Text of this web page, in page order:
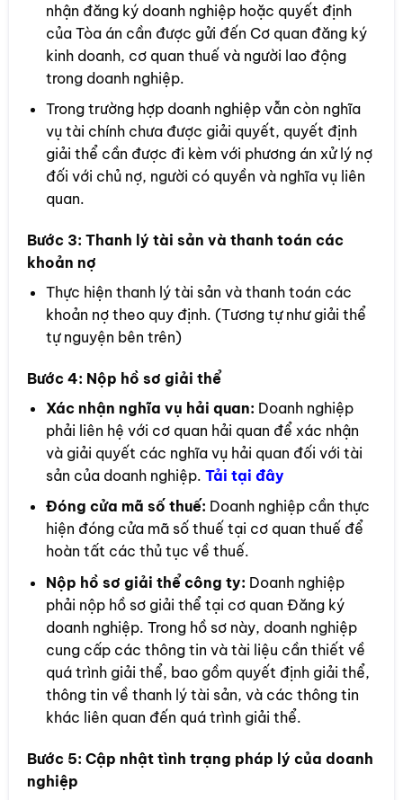
nhận đăng ký doanh nghiệp hoặc quyết định
của Tòa án cần được gửi đến Cơ quan đăng ký
kinh doanh, cơ quan thuế và người lao động
trong doanh nghiệp.
Trong trường hợp doanh nghiệp vẫn còn nghĩa
vụ tài chính chưa được giải quyết, quyết định
giải thể cần được đi kèm với phương án xử lý nợ
đối với chủ nợ, người có quyền và nghĩa vụ liên
quan.
Bước 3: Thanh lý tài sản và thanh toán các
khoản nợ
Thực hiện thanh lý tài sản và thanh toán các
khoản nợ theo quy định. (Tương tự như giải thể
tự nguyện bên trên)
Bước 4: Nộp hồ sơ giải thể
Xác nhận nghĩa vụ hải quan: Doanh nghiệp
phải liên hệ với cơ quan hải quan để xác nhận
và giải quyết các nghĩa vụ hải quan đối với tài
sản của doanh nghiệp. Tải tại đây
Đóng cửa mã số thuế: Doanh nghiệp cần thực
hiện đóng cửa mã số thuế tại cơ quan thuế để
hoàn tất các thủ tục về thuế.
Nộp hồ sơ giải thể công ty: Doanh nghiệp
phải nộp hồ sơ giải thể tại cơ quan Đăng ký
doanh nghiệp. Trong hồ sơ này, doanh nghiệp
cung cấp các thông tin và tài liệu cần thiết về
quá trình giải thể, bao gồm quyết định giải thể,
thông tin về thanh lý tài sản, và các thông tin
khác liên quan đến quá trình giải thể.
Bước 5: Cập nhật tình trạng pháp lý của doanh
nghiệp